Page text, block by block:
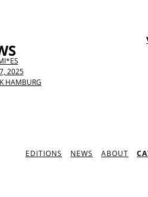
2025
HAMBURG
EDITIONS NEWS ABOUT